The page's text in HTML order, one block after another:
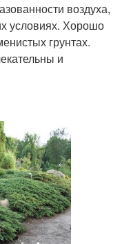
воздуха,
условиях. Хорошо
грунтах.
и